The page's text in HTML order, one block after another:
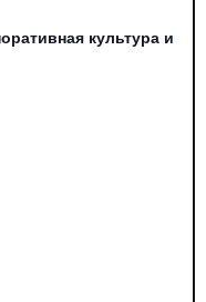
культура и